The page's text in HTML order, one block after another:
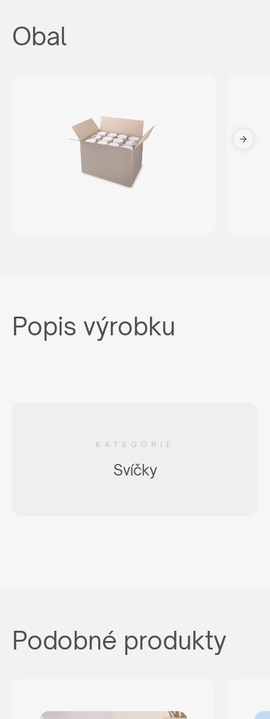
Obal
Popis výrobku
KATEGORIE
Svíčky
Podobné produkty